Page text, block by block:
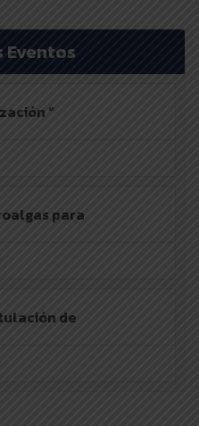
Eventos
“
para
de